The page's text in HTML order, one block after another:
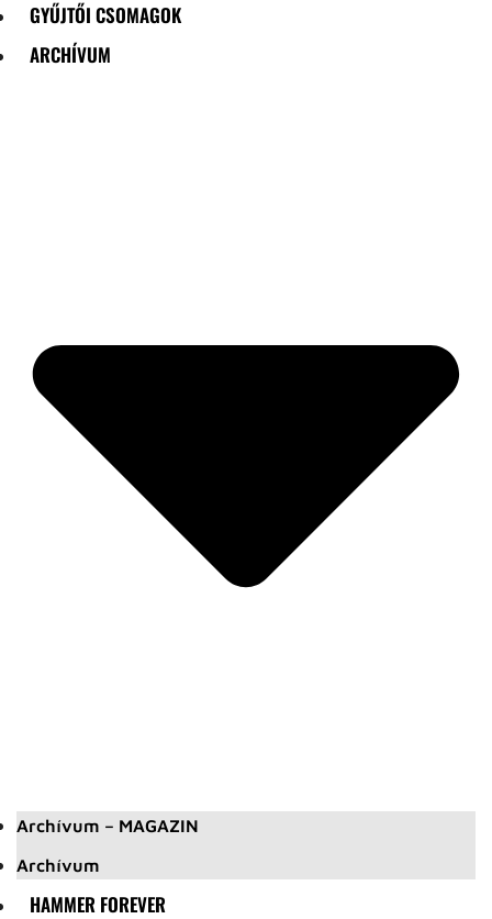
GYŰJTŐI CSOMAGOK
ARCHÍVUM
Archívum – MAGAZIN
Archívum
HAMMER FOREVER